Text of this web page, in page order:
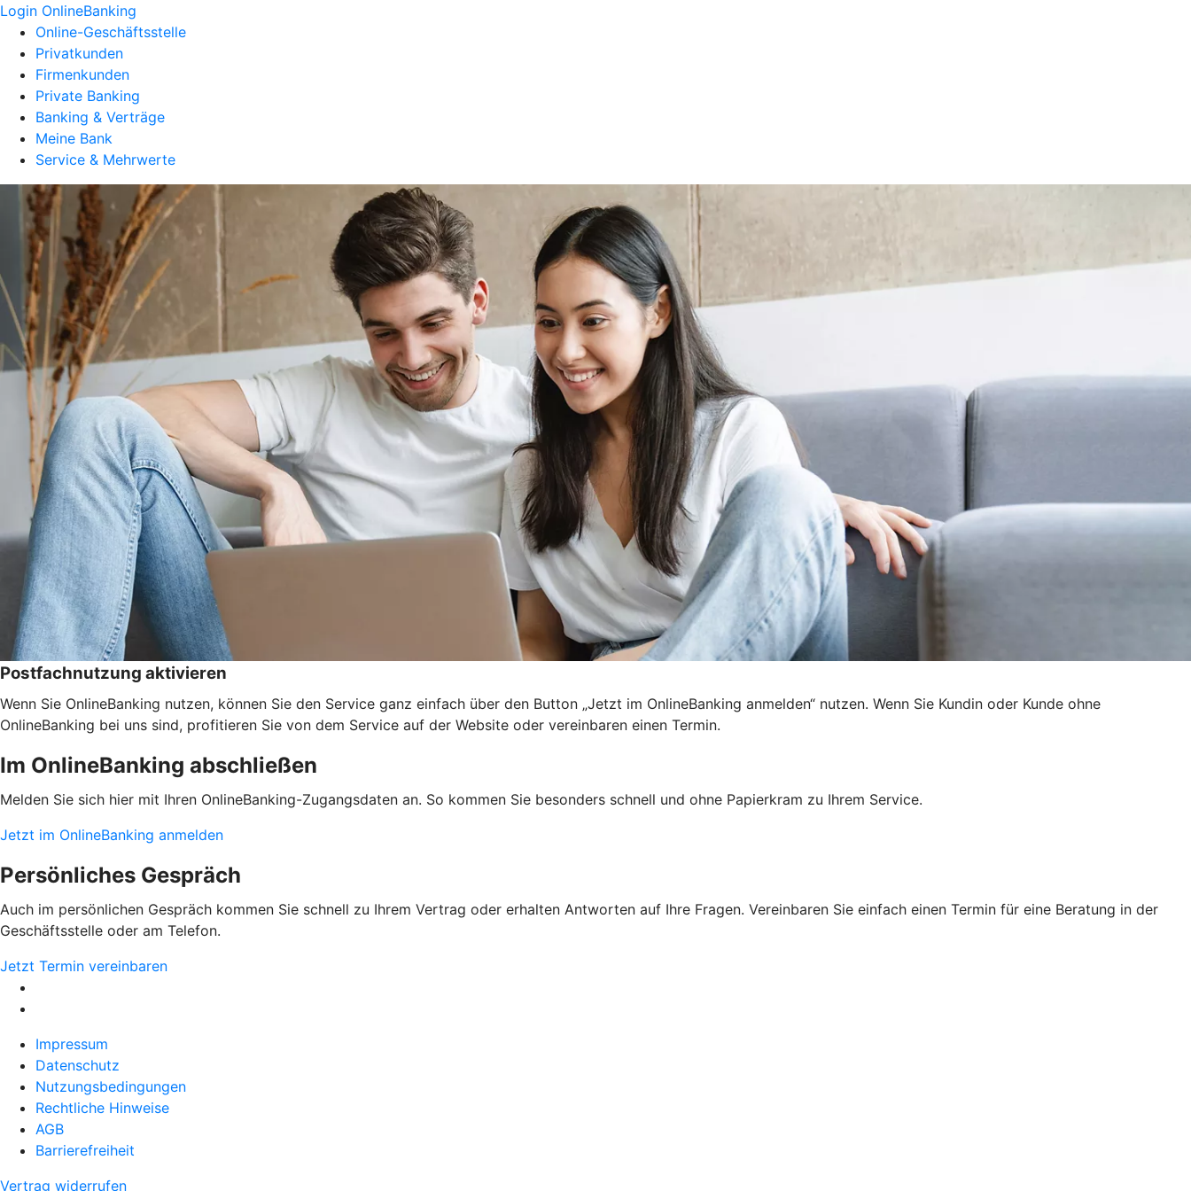
Login OnlineBanking
Online-Geschäftsstelle
Privatkunden
Firmenkunden
Private Banking
Banking & Verträge
Meine Bank
Service & Mehrwerte
Postfachnutzung aktivieren
Wenn Sie OnlineBanking nutzen, können Sie den Service ganz einfach über den Button „Jetzt im OnlineBanking anmelden“ nutzen. Wenn Sie Kundin oder Kunde ohne
OnlineBanking bei uns sind, profitieren Sie von dem Service auf der Website oder vereinbaren einen Termin.
Im OnlineBanking abschließen
Melden Sie sich hier mit Ihren OnlineBanking-Zugangsdaten an. So kommen Sie besonders schnell und ohne Papierkram zu Ihrem Service.
Jetzt im OnlineBanking anmelden
Persönliches Gespräch
Auch im persönlichen Gespräch kommen Sie schnell zu Ihrem Vertrag oder erhalten Antworten auf Ihre Fragen. Vereinbaren Sie einfach einen Termin für eine Beratung in der
Geschäftsstelle oder am Telefon.
Jetzt Termin vereinbaren
Impressum
Datenschutz
Nutzungsbedingungen
Rechtliche Hinweise
AGB
Barrierefreiheit
Vertrag widerrufen